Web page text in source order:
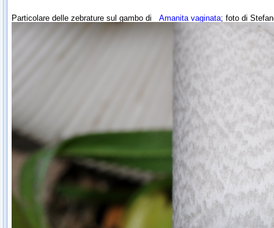
Particolare delle zebrature sul gambo di Amanita vaginata; foto di